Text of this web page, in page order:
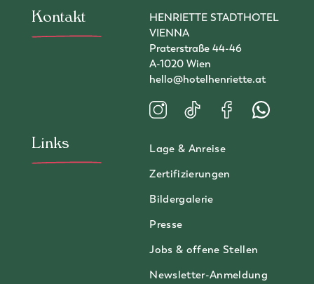
Kontakt
HENRIETTE STADTHOTEL
VIENNA
Praterstraße 44-46
A-1020 Wien
hello@hotelhenriette.at
Links
Lage & Anreise
Zertifizierungen
Bildergalerie
Presse
Jobs & offene Stellen
Newsletter-Anmeldung